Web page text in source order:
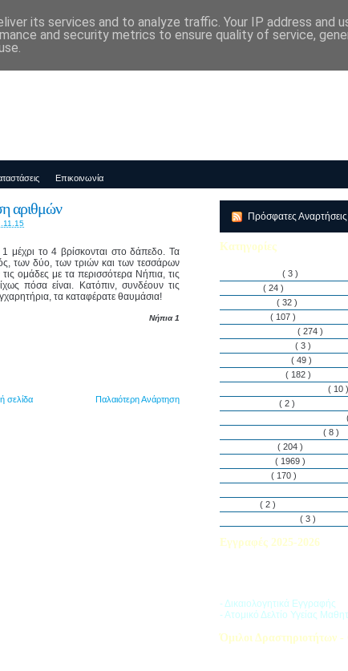
Νηπιαγωγείο "ΔΕΛΑΣΑΛ"
Επικοινωνία
αριθμών
μέχρι το 4 βρίσκονται στο δάπεδο. Τα
των δύο, των τριών και των τεσσάρων
ομάδες με τα περισσότερα Νήπια, τις
πόσα είναι. Κατόπιν, συνδέουν τις
τα καταφέρατε θαυμάσια!
Νήπια 1
Παλαιότερη Ανάρτηση
σελίδα
Πρόσφατες Αναρτήσεις
Κατηγορίες
( 3 )
( 24 )
( 32 )
( 107 )
( 274 )
( 3 )
( 49 )
( 182 )
( 10 )
( 2 )
( 8 )
( 204 )
( 1969 )
( 170 )
( 2 )
( 3 )
Εγγραφές 2025-2026
- Δικαιολογητικά Εγγραφής
- Ατομικό Δελτίο Υγείας
Όμιλοι Δραστηριοτήτων -
its services and to analyze traffic. Your IP address and
and security metrics to ensure quality of service,